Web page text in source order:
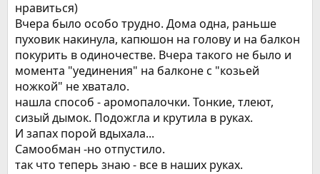
нравиться)
Вчера было особо трудно. Дома одна, раньше
пуховик накинула, капюшон на голову и на балкон
покурить в одиночестве. Вчера такого не было и
момента "уединения" на балконе с "козьей
ножкой" не хватало.
нашла способ - аромопалочки. Тонкие, тлеют,
сизый дымок. Подожгла и крутила в руках.
И запах порой вдыхала...
Самообман -но отпустило.
так что теперь знаю - все в наших руках.